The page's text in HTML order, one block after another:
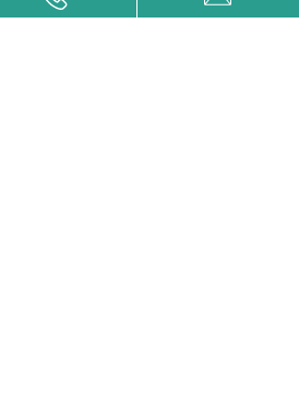
Smart en Córdoba más